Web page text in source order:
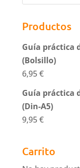
Productos
Guía práctica
(Bolsillo)
6,95€
Guía práctica
(Din-A5)
9,95€
Carrito